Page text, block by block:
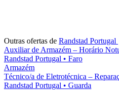
Outras ofertas de Randstad Portugal
Auxiliar de Armazém – Horário
Randstad Portugal • Faro
Armazém
Técnico/a de Eletrotécnica –
Randstad Portugal • Guarda